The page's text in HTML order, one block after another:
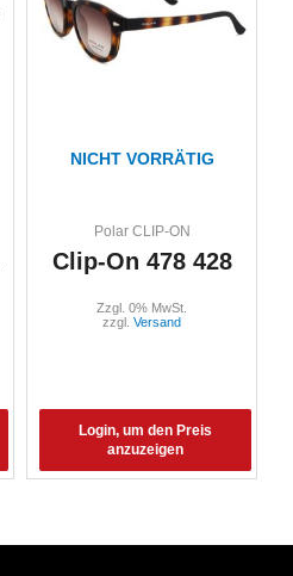
NICHT VORRÄTIG
Polar CLIP-ON
Clip-On 478 428
Login, um den Preis
anzuzeigen
Zzgl. 0% MwSt.
zzgl. Versand